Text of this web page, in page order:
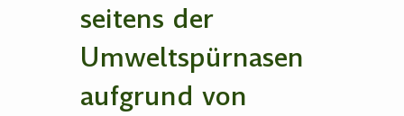
seitens der
Umweltspürnasen
aufgrund von